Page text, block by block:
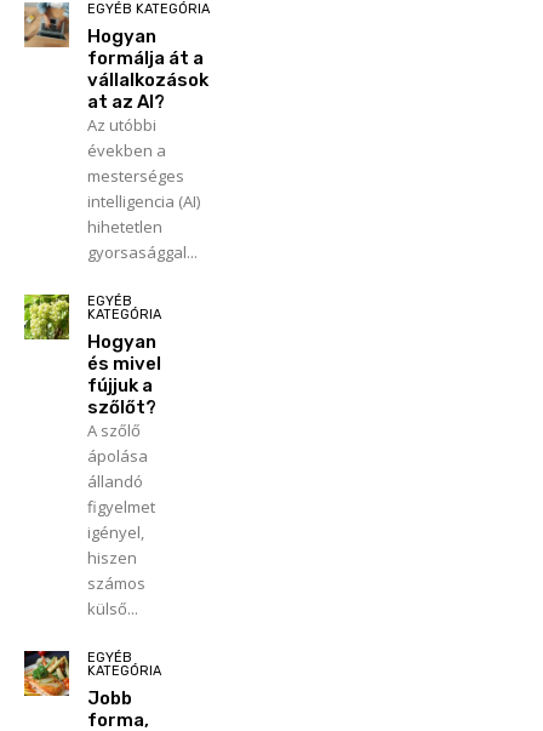
EGYÉB KATEGÓRIA
Hogyan
formálja át a
vállalkozások
at az AI?
Az utóbbi
években a
mesterséges
intelligencia (AI)
hihetetlen
gyorsasággal...
EGYÉB
KATEGÓRIA
Hogyan
és mivel
fújjuk a
szőlőt?
A szőlő
ápolása
állandó
figyelmet
igényel,
hiszen
számos
külső...
EGYÉB
KATEGÓRIA
Jobb
forma,